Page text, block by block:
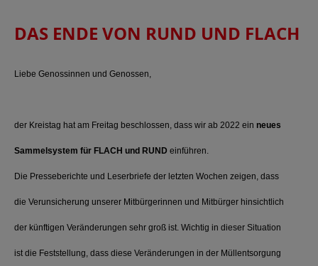
DAS ENDE VON RUND UND FLACH
Liebe Genossinnen und Genossen,
der Kreistag hat am Freitag beschlossen, dass wir ab 2022 ein neues
Sammelsystem für FLACH und RUND einführen.
Die Presseberichte und Leserbriefe der letzten Wochen zeigen, dass
die Verunsicherung unserer Mitbürgerinnen und Mitbürger hinsichtlich
der künftigen Veränderungen sehr groß ist. Wichtig in dieser Situation
ist die Feststellung, dass diese Veränderungen in der Müllentsorgung